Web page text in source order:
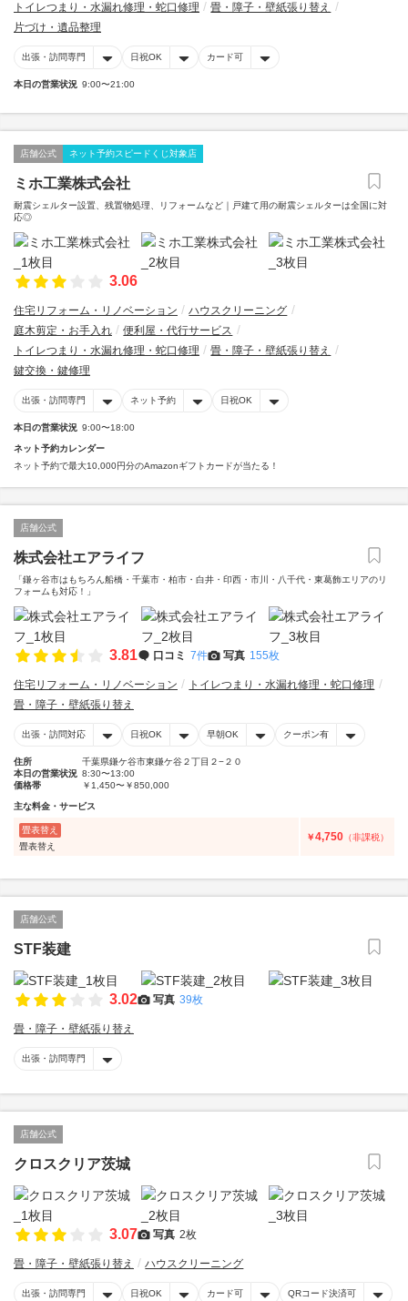
トイレつまり・水漏れ修理・蛇口修理
畳・障子・壁紙張り替え
片づけ・遺品整理
出張・訪問専門 日祝OK カード可
本日の営業状況 9:00〜21:00
店舗公式 ネット予約スピードくじ対象店
ミホ工業株式会社
耐震シェルター設置、残置物処理、リフォームなど｜戸建て用の耐震シェルターは全国に対
応◎
3.06
住宅リフォーム・リノベーション
ハウスクリーニング
庭木剪定・お手入れ
便利屋・代行サービス
トイレつまり・水漏れ修理・蛇口修理
畳・障子・壁紙張り替え
鍵交換・鍵修理
出張・訪問専門 ネット予約 日祝OK
本日の営業状況 9:00〜18:00
ネット予約カレンダー
ネット予約で最大10,000円分のAmazonギフトカードが当たる！
店舗公式
株式会社エアライフ
「鎌ヶ谷市はもちろん船橋・千葉市・柏市・白井・印西・市川・八千代・東葛飾エリアのリ
フォームも対応！」
3.81 口コミ 7件 写真 155枚
住宅リフォーム・リノベーション
トイレつまり・水漏れ修理・蛇口修理
畳・障子・壁紙張り替え
出張・訪問対応 日祝OK 早朝OK クーポン有
住所
千葉県鎌ケ谷市東鎌ケ谷２丁目２−２０
本日の営業状況 8:30〜13:00
価格帯
￥1,450〜￥850,000
主な料金・サービス
畳表替え
畳表替え
￥4,750 （非課税）
店舗公式
STF装建
3.02 写真 39枚
畳・障子・壁紙張り替え
出張・訪問専門
店舗公式
クロスクリア茨城
3.07 写真 2枚
畳・障子・壁紙張り替え ハウスクリーニング
出張・訪問専門 日祝OK カード可 QRコード決済可